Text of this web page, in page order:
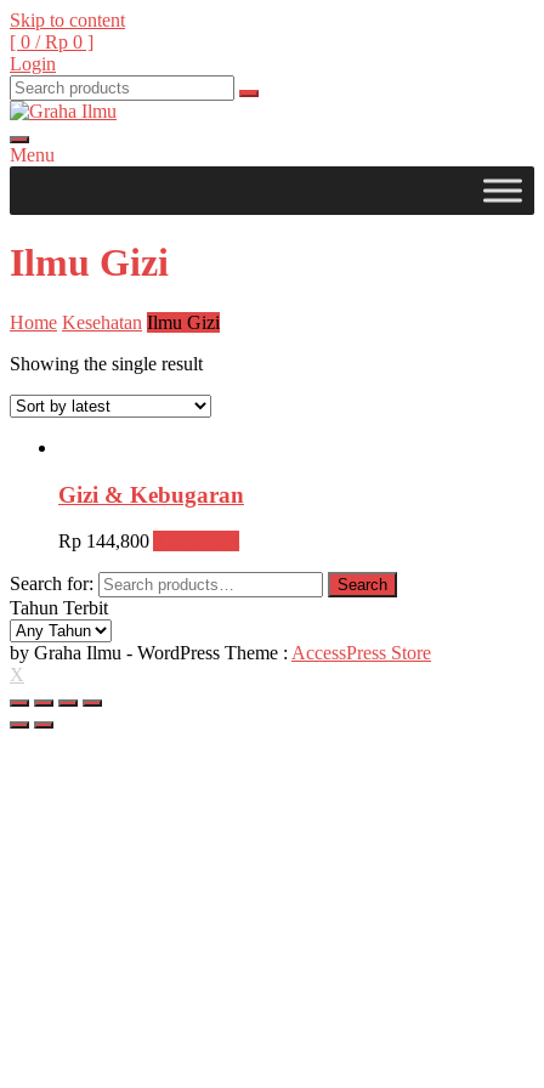
Skip to content
[ 0 /Rp 0 ]
Login
Graha Ilmu
Menu
Ilmu Gizi
Home Kesehatan Ilmu Gizi
Showing the single result
Gizi & Kebugaran
Rp 144,800
Search for: Search
Tahun Terbit
by Graha Ilmu - WordPress Theme : AccessPress Store
X